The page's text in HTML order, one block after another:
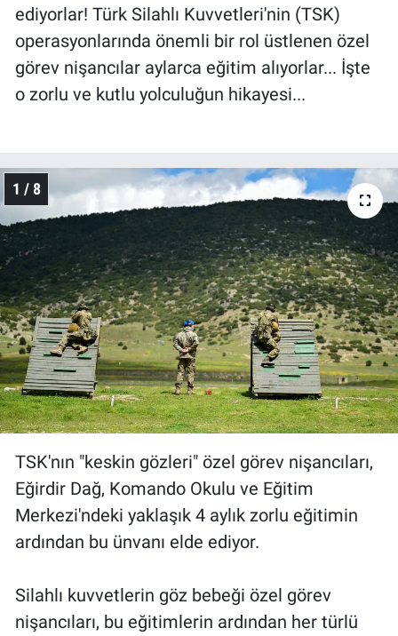
ediyorlar! Türk Silahlı Kuvvetleri'nin (TSK)
operasyonlarında önemli bir rol üstlenen özel
görev nişancılar aylarca eğitim alıyorlar... İşte
o zorlu ve kutlu yolculuğun hikayesi...
1 / 8
TSK'nın "keskin gözleri" özel görev nişancıları,
Eğirdir Dağ, Komando Okulu ve Eğitim
Merkezi'ndeki yaklaşık 4 aylık zorlu eğitimin
ardından bu ünvanı elde ediyor.
Silahlı kuvvetlerin göz bebeği özel görev
nişancıları, bu eğitimlerin ardından her türlü